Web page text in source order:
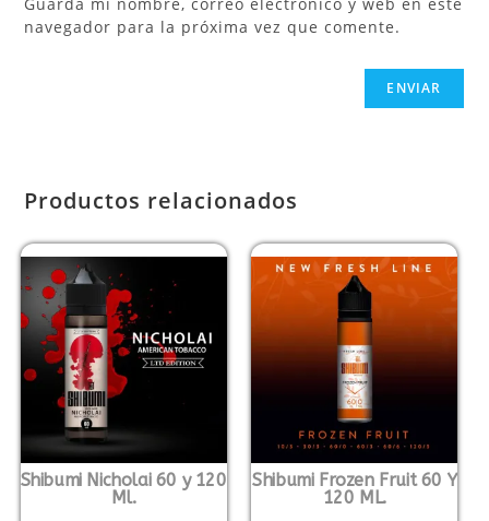
navegador para la próxima vez que comente.
Productos relacionados
Shibumi Nicholai 60 y 120
Ml.
Shibumi Frozen Fruit 60 Y
120 ML.